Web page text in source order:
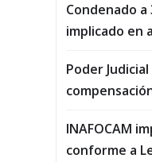
Condenado
implicado en
Poder
INAFOCAM
conforme a